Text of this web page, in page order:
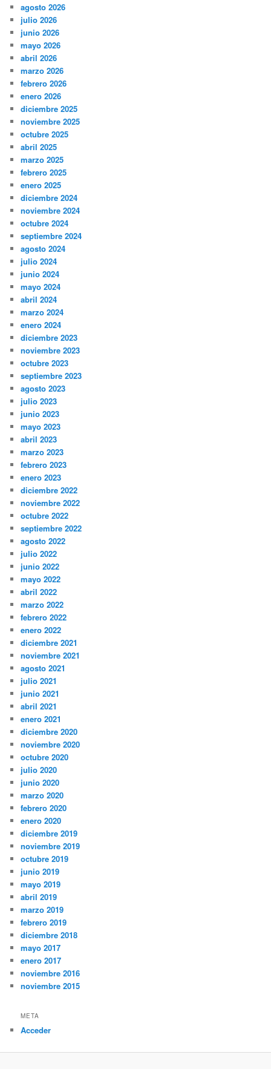
agosto 2026
julio 2026
junio 2026
mayo 2026
abril 2026
marzo 2026
febrero 2026
enero 2026
diciembre 2025
noviembre 2025
octubre 2025
abril 2025
marzo 2025
febrero 2025
enero 2025
diciembre 2024
noviembre 2024
octubre 2024
septiembre 2024
agosto 2024
julio 2024
junio 2024
mayo 2024
abril 2024
marzo 2024
enero 2024
diciembre 2023
noviembre 2023
octubre 2023
septiembre 2023
agosto 2023
julio 2023
junio 2023
mayo 2023
abril 2023
marzo 2023
febrero 2023
enero 2023
diciembre 2022
noviembre 2022
octubre 2022
septiembre 2022
agosto 2022
julio 2022
junio 2022
mayo 2022
abril 2022
marzo 2022
febrero 2022
enero 2022
diciembre 2021
noviembre 2021
agosto 2021
julio 2021
junio 2021
abril 2021
enero 2021
diciembre 2020
noviembre 2020
octubre 2020
julio 2020
junio 2020
marzo 2020
febrero 2020
enero 2020
diciembre 2019
noviembre 2019
octubre 2019
junio 2019
mayo 2019
abril 2019
marzo 2019
febrero 2019
diciembre 2018
mayo 2017
enero 2017
noviembre 2016
noviembre 2015
META
Acceder